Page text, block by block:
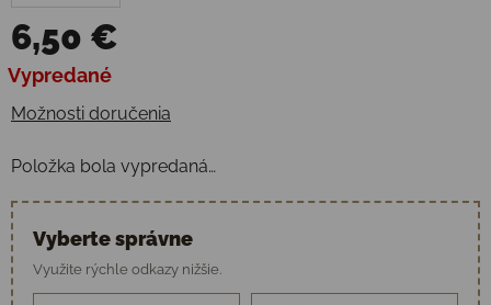
6,50 €
Jednotková cena:
Vypredané
Možnosti doručenia
Položka bola vypredaná…
Vyberte správne
Využite rýchle odkazy nižšie.